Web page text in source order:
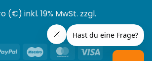
(€) inkl. 19% MwSt. zzgl.
PayPal Maestro MasterCard
Visa